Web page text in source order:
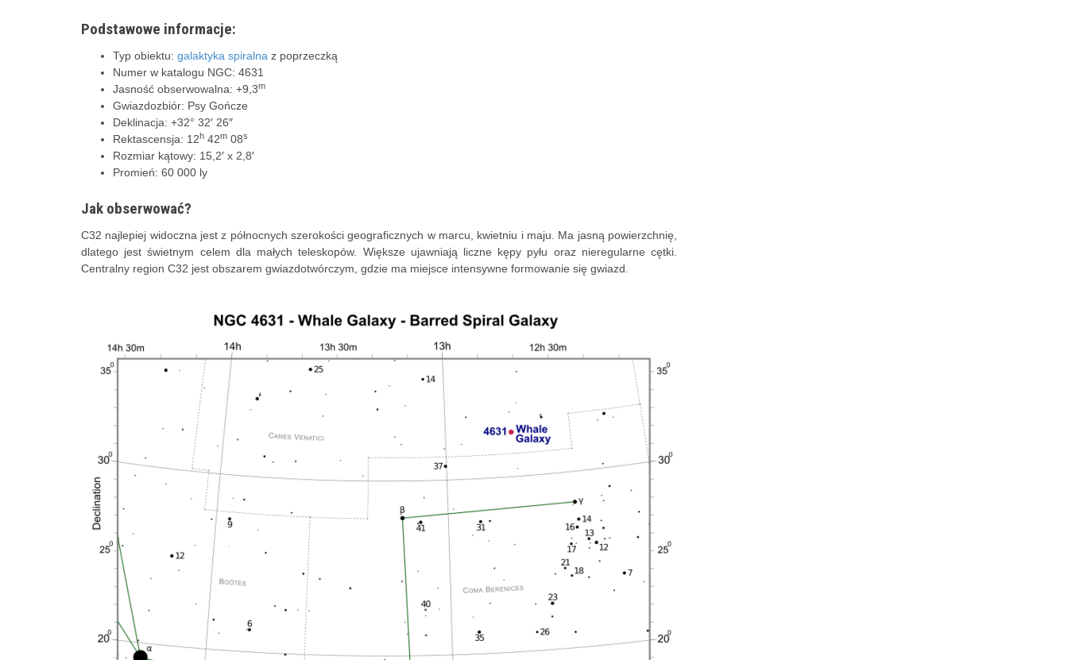
Podstawowe informacje:
Typ obiektu: galaktyka spiralna z poprzeczką
Numer w katalogu NGC: 4631
Jasność obserwowalna: +9,3m
Gwiazdozbiór: Psy Gończe
Deklinacja: +32° 32′ 26″
Rektascensja: 12h 42m 08s
Rozmiar kątowy: 15,2′ x 2,8′
Promień: 60 000 ly
Jak obserwować?
C32 najlepiej widoczna jest z północnych szerokości geograficznych w marcu, kwietniu i maju. Ma jasną powierzchnię,
dlatego jest świetnym celem dla małych teleskopów. Większe ujawniają liczne kępy pyłu oraz nieregularne cętki.
Centralny region C32 jest obszarem gwiazdotwórczym, gdzie ma miejsce intensywne formowanie się gwiazd.